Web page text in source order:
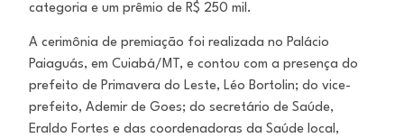
categoria e um prêmio de R$ 250 mil.
A cerimônia de premiação foi realizada no Palácio
Paiaguás, em Cuiabá/MT, e contou com a presença do
prefeito de Primavera do Leste, Léo Bortolin; do vice-
prefeito, Ademir de Goes; do secretário de Saúde,
Eraldo Fortes e das coordenadoras da Saúde local,